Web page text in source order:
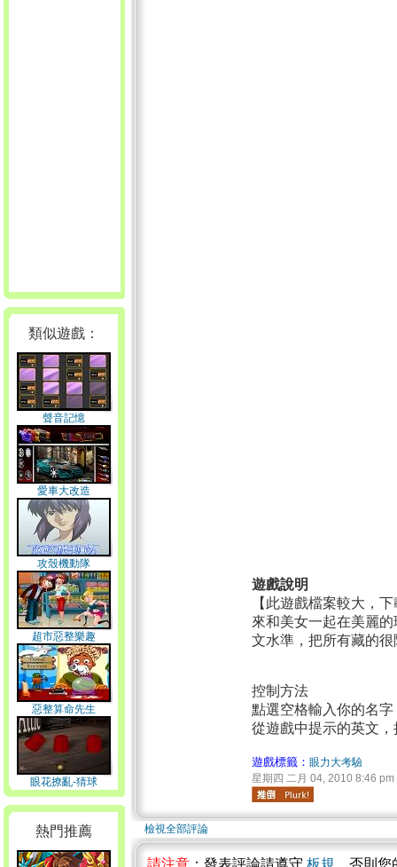
類似遊戲：
聲音記憶
愛車大改造
攻殼機動隊
超市惡整樂趣
惡整算命先生
眼花撩亂-猜球
熱門推薦
遊戲說明
【此遊戲檔案較大，
來和美女一起在美麗
文水準，把所有藏的
控制方法
點選空格輸入你的名
從遊戲中提示的英文
遊戲標籤： 眼力大考驗
星期四 二月 04, 2010 8:46 pm
檢視全部評論
請注意 ：發表評論請遵守 板規 ，否則